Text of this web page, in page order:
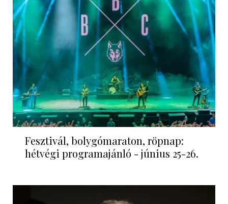
Fesztivál, bolygómaraton, röpnap:
hétvégi programajánló - június 25-26.